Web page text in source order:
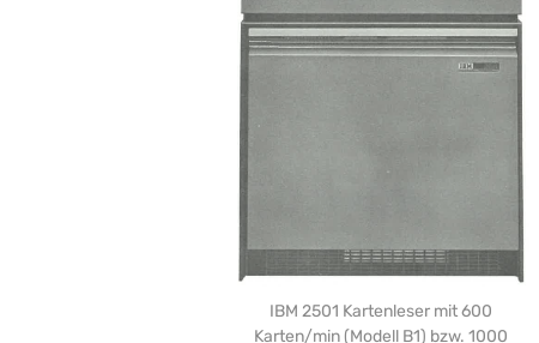
IBM 2501 Kartenleser mit 600
Karten/min (Modell B1) bzw. 1000